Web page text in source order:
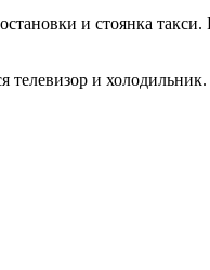
и стоянка
и